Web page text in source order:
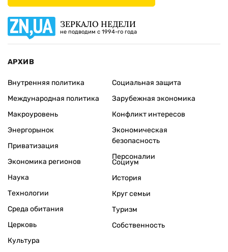
ЗЕРКАЛО НЕДЕЛИ
не подводим с 1994-го года
АРХИВ
Внутренняя политика
Международная политика
Макроуровень
Энергорынок
Приватизация
Экономика регионов
Социальная защита
Зарубежная экономика
Конфликт интересов
Экономическая
безопасность
Персоналии
Наука
Технологии
Среда обитания
Церковь
Культура
Социум
История
Круг семьи
Туризм
Собственность